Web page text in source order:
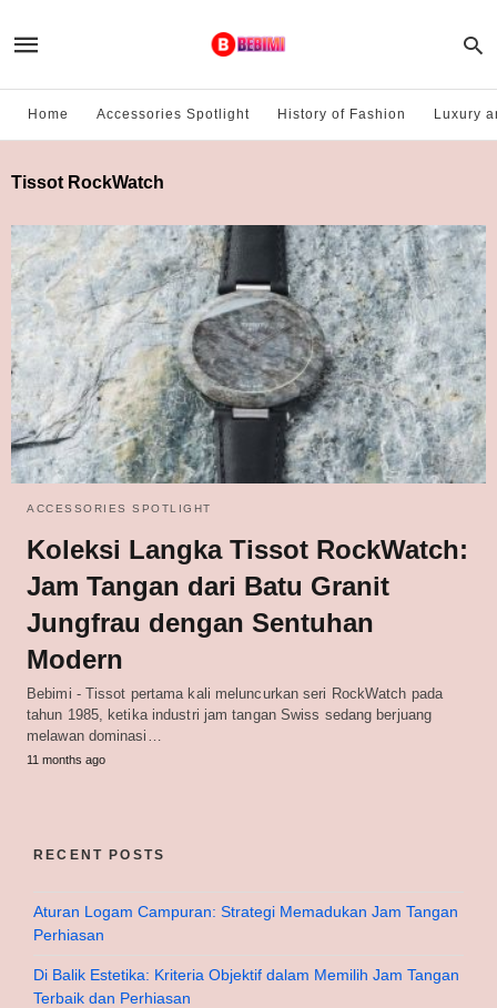
Home Accessories Spotlight History of Fashion Luxury
Tissot RockWatch
ACCESSORIES SPOTLIGHT
Koleksi Langka Tissot RockWatch:
Jam Tangan dari Batu Granit
Jungfrau dengan Sentuhan
Modern
Bebimi - Tissot pertama kali meluncurkan seri RockWatch pada
tahun 1985, ketika industri jam tangan Swiss sedang berjuang
melawan dominasi…
11 months ago
RECENT POSTS
Aturan Logam Campuran: Strategi Memadukan Jam Tangan
Perhiasan
Di Balik Estetika: Kriteria Objektif dalam Memilih Jam Tangan
Terbaik dan Perhiasan